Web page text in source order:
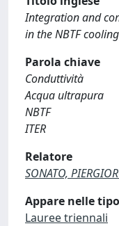
Integration and
in the NBTF
Parola chiave
Conduttività
Acqua ultrapura
NBTF
ITER
Relatore
SONATO,
Appare nelle
Lauree triennali